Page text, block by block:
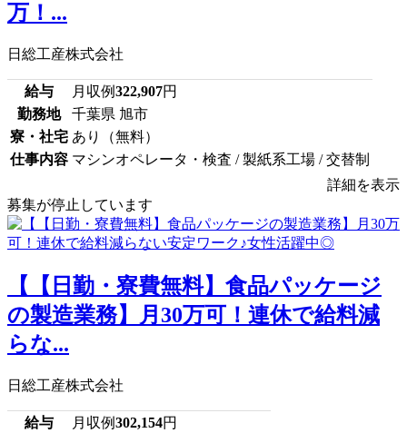
万！...
日総工産株式会社
給与 月収例322,907円
勤務地
千葉県 旭市
寮・社宅 あり（無料）
仕事内容 マシンオペレータ・検査 / 製紙系工場 / 交替制
詳細を表示
募集が停止しています
【【日勤・寮費無料】食品パッケージ
の製造業務】月30万可！連休で給料減
らな...
日総工産株式会社
給与 月収例302,154円